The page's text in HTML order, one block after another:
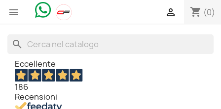
 shopping_cart (0)

search
Eccellente
186
Recensioni